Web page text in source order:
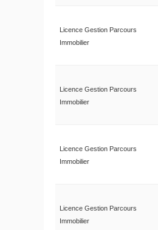
Licence Gestion Parcours
Immobilier
Licence Gestion Parcours
Immobilier
Licence Gestion Parcours
Immobilier
Licence Gestion Parcours
Immobilier